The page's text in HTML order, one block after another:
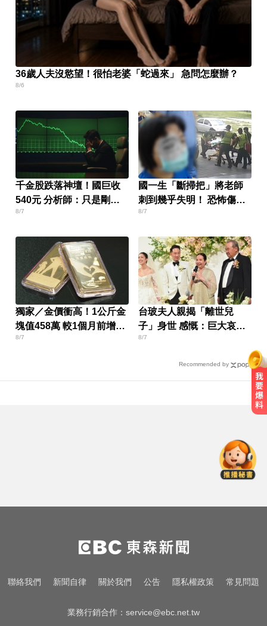
36歲人夫沒慾望！很怕老婆「蛇過來」 急問怎麼辦？
8/6
千金股跌落神壇！國巨收
540元 分析師：只是剛開
始
8/7
國一生「斷掃把」將老師
刺到幾乎失明！ 恐怖傷勢
曝光
8/7
獨家／金價衝高！1公斤金
塊值458萬 較1個月前增近
28萬
8/7
台玻夫人親揭「離世兒
子」身世 感慨：巨大哀傷
足不出戶
8/7
Recommended by
析師：只是剛開始
喉嚨痛別輕忽！醫揭口咽癌4警訊
不菸不酒也可能中招
MLB／李灝宇替補2打數未敲安！拚
聯絡我們 新聞自律 關於我們 公告 隱私權政策 常見問題
業務行銷合作： service@ebc.net.tw